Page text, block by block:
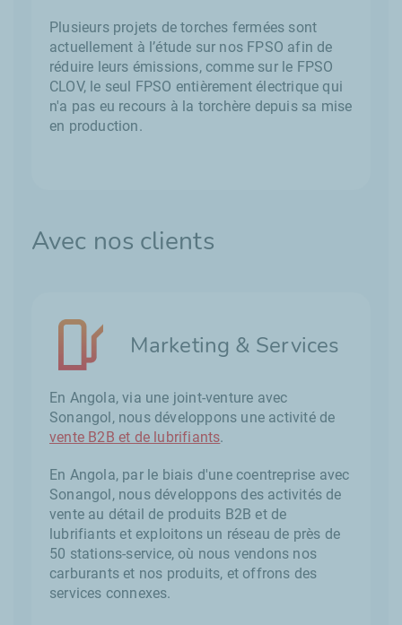
Plusieurs projets de torches fermées sont
actuellement à l’étude sur nos FPSO afin de
réduire leurs émissions, comme sur le FPSO
CLOV, le seul FPSO entièrement électrique qui
n'a pas eu recours à la torchère depuis sa mise
en production.
Avec nos clients
Marketing & Services
En Angola, via une joint-venture avec
Sonangol, nous développons une activité de
vente B2B et de lubrifiants.
En Angola, par le biais d'une coentreprise avec
Sonangol, nous développons des activités de
vente au détail de produits B2B et de
lubrifiants et exploitons un réseau de près de
50 stations-service, où nous vendons nos
carburants et nos produits, et offrons des
services connexes.